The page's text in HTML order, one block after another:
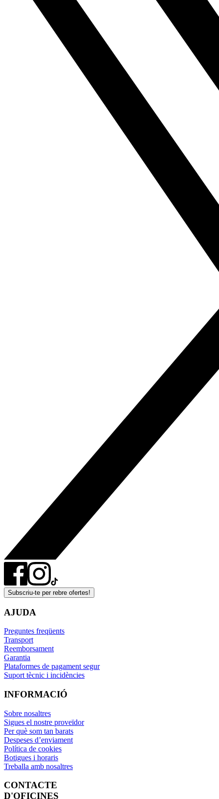
Subscriu-te per rebre ofertes!
AJUDA
Preguntes freqüents
Transport
Reemborsament
Garantia
Plataformes de pagament segur
Suport tècnic i incidències
INFORMACIÓ
Sobre nosaltres
Sigues el nostre proveïdor
Per què som tan barats
Despeses d’enviament
Política de cookies
Botigues i horaris
Treballa amb nosaltres
CONTACTE
D'OFICINES